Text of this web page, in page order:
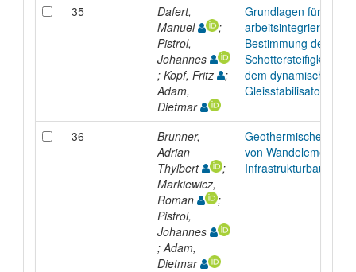
35
Dafert,
Manuel
;
Pistrol,
Johannes
; Kopf, Fritz
;
Adam,
Dietmar
Grundlagen für die
arbeitsintegrierte
Bestimmung der
Schottersteifigkeit mit
dem dynamischen
Gleisstabilisator
36
Brunner,
Adrian
Thylbert
;
Markiewicz,
Roman
;
Pistrol,
Johannes
; Adam,
Dietmar
Geothermische
von Wandelementen